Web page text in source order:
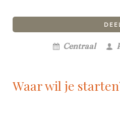
Centraal
Waar wil je